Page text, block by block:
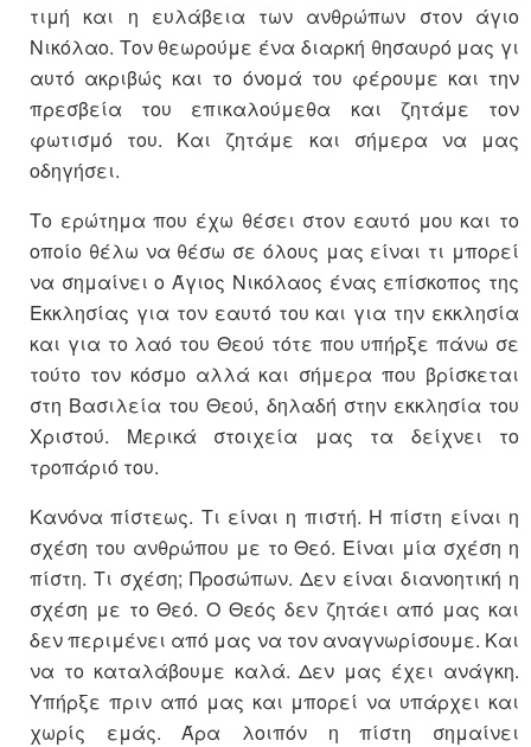
τιμή και η ευλάβεια των ανθρώπων στον άγιο
Νικόλαο. Τον θεωρούμε ένα διαρκή θησαυρό μας γι
αυτό ακριβώς και το όνομά του φέρουμε και την
πρεσβεία του επικαλούμεθα και ζητάμε τον
φωτισμό του. Και ζητάμε και σήμερα να μας
οδηγήσει.
Το ερώτημα που έχω θέσει στον εαυτό μου και το
οποίο θέλω να θέσω σε όλους μας είναι τι μπορεί
να σημαίνει ο Άγιος Νικόλαος ένας επίσκοπος της
Εκκλησίας για τον εαυτό του και για την εκκλησία
και για το λαό του Θεού τότε που υπήρξε πάνω σε
τούτο τον κόσμο αλλά και σήμερα που βρίσκεται
στη Βασιλεία του Θεού, δηλαδή στην εκκλησία του
Χριστού. Μερικά στοιχεία μας τα δείχνει το
τροπάριό του.
Κανόνα πίστεως. Τι είναι η πιστή. Η πίστη είναι η
σχέση του ανθρώπου με το Θεό. Είναι μία σχέση η
πίστη. Τι σχέση; Προσώπων. Δεν είναι διανοητική η
σχέση με το Θεό. Ο Θεός δεν ζητάει από μας και
δεν περιμένει από μας να τον αναγνωρίσουμε. Και
να το καταλάβουμε καλά. Δεν μας έχει ανάγκη.
Υπήρξε πριν από μας και μπορεί να υπάρχει και
χωρίς εμάς. Άρα λοιπόν η πίστη σημαίνει